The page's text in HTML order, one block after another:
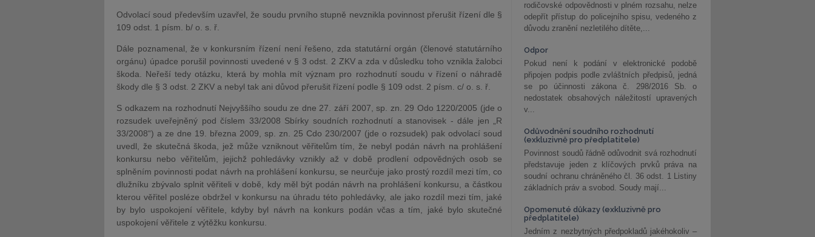
Odvolací soud především uzavřel, že soudu prvního stupně nevznikla povinnost přerušit řízení dle §
109 odst. 1 písm. b/ o. s. ř.
Dále poznamenal, že v konkursním řízení není řešeno, zda statutární orgán (členové statutárního
orgánu) úpadce porušil povinnosti uvedené v § 3 odst. 2 ZKV a zda v důsledku toho vznikla žalobci
škoda. Neřeší tedy otázku, která by mohla mít význam pro rozhodnutí soudu v řízení o náhradě
škody dle § 3 odst. 2 ZKV a nebyl tak ani důvod přerušit řízení podle § 109 odst. 2 písm. c/ o. s. ř.
S odkazem na rozhodnutí Nejvyššího soudu ze dne 27. září 2007, sp. zn. 29 Odo 1220/2005 (jde o
rozsudek uveřejněný pod číslem 33/2008 Sbírky soudních rozhodnutí a stanovisek - dále jen „R
33/2008“) a ze dne 19. března 2009, sp. zn. 25 Cdo 230/2007 (jde o rozsudek) pak odvolací soud
uvedl, že skutečná škoda, jež může vzniknout věřitelům tím, že nebyl podán návrh na prohlášení
konkursu nebo věřitelům, jejichž pohledávky vznikly až v době prodlení odpovědných osob se
splněním povinnosti podat návrh na prohlášení konkursu, se neurčuje jako prostý rozdíl mezi tím, co
dlužníku zbývalo splnit věřiteli v době, kdy měl být podán návrh na prohlášení konkursu, a částkou
kterou věřitel posléze obdržel v konkursu na úhradu této pohledávky, ale jako rozdíl mezi tím, jaké
by bylo uspokojení věřitele, kdyby byl návrh na konkurs podán včas a tím, jaké bylo skutečné
uspokojení věřitele z výtěžku konkursu.
rodičovské odpovědnosti v plném rozsahu, nelze
odepřít přístup do policejního spisu, vedeného z
důvodu zranění nezletilého dítěte,...
Odpor
Pokud není k podání v elektronické podobě
připojen podpis podle zvláštních předpisů, jedná
se po účinnosti zákona č. 298/2016 Sb. o
nedostatek obsahových náležitostí upravených
v...
Odůvodnění soudního rozhodnutí
(exkluzivně pro předplatitele)
Povinnost soudů řádně odůvodnit svá rozhodnutí
představuje jeden z klíčových prvků práva na
soudní ochranu chráněného čl. 36 odst. 1 Listiny
základních práv a svobod. Soudy mají...
Opomenuté důkazy (exkluzivně pro
předplatitele)
Jedním z nezbytných předpokladů jakéhokoliv –